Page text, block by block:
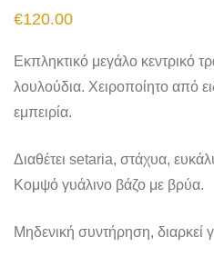
€120.00
Εκπληκτικό μεγάλο κεντρικό
λουλούδια. Χειροποίητο από
εμπειρία.
Διαθέτει setaria, στάχυα,
Κομψό γυάλινο βάζο με βρύα.
Μηδενική συντήρηση, διαρκεί